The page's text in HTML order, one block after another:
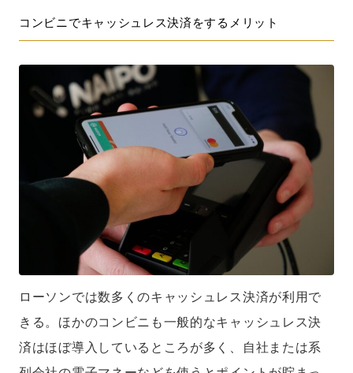
コンビニでキャッシュレス決済をするメリット
ローソンでは数多くのキャッシュレス決済が利用で
きる。ほかのコンビニも一般的なキャッシュレス決
済はほぼ導入しているところが多く、自社または系